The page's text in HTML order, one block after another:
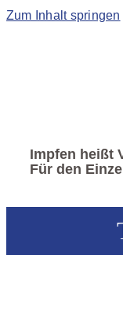
Zum Inhalt springen
Impfen heißt
Für den